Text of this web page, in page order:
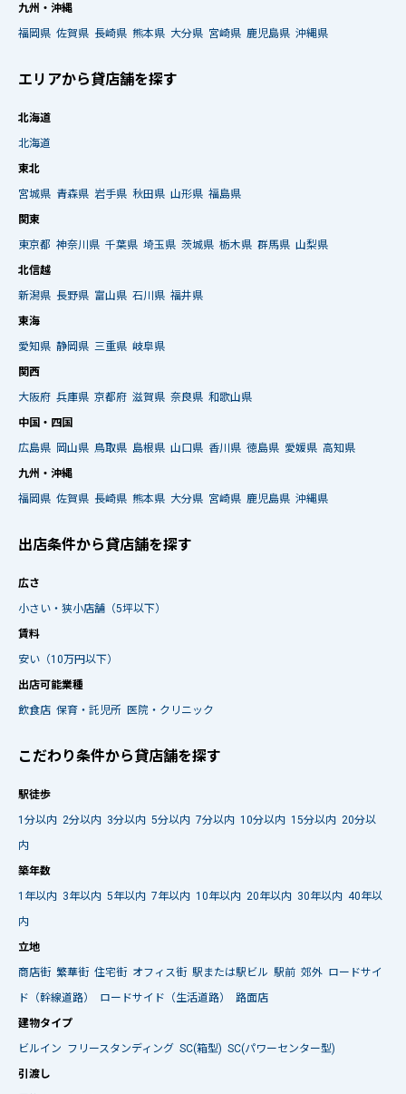
九州・沖縄
福岡県 佐賀県 長崎県 熊本県 大分県 宮崎県 鹿児島県 沖縄県
エリアから貸店舗を探す
北海道
北海道
東北
宮城県 青森県 岩手県 秋田県 山形県 福島県
関東
東京都 神奈川県 千葉県 埼玉県 茨城県 栃木県 群馬県 山梨県
北信越
新潟県 長野県 富山県 石川県 福井県
東海
愛知県 静岡県 三重県 岐阜県
関西
大阪府 兵庫県 京都府 滋賀県 奈良県 和歌山県
中国・四国
広島県 岡山県 鳥取県 島根県 山口県 香川県 徳島県 愛媛県 高知県
九州・沖縄
福岡県 佐賀県 長崎県 熊本県 大分県 宮崎県 鹿児島県 沖縄県
出店条件から貸店舗を探す
広さ
小さい・狭小店舗（5坪以下）
賃料
安い（10万円以下）
出店可能業種
飲食店 保育・託児所 医院・クリニック
こだわり条件から貸店舗を探す
駅徒歩
1分以内 2分以内 3分以内 5分以内 7分以内 10分以内 15分以内 20分以
内
築年数
1年以内 3年以内 5年以内 7年以内 10年以内 20年以内 30年以内 40年以
内
立地
商店街 繁華街 住宅街 オフィス街 駅または駅ビル 駅前 郊外 ロードサイ
ド（幹線道路）
ロードサイド（生活道路）
路面店
建物タイプ
ビルイン フリースタンディング SC(箱型) SC(パワーセンター型)
引渡し